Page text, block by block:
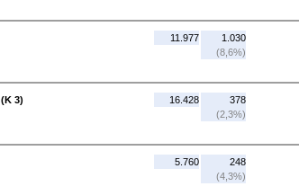
11.977
1.030
(8,6%)
3)
16.428
378
(2,3%)
5.760
248
(4,3%)